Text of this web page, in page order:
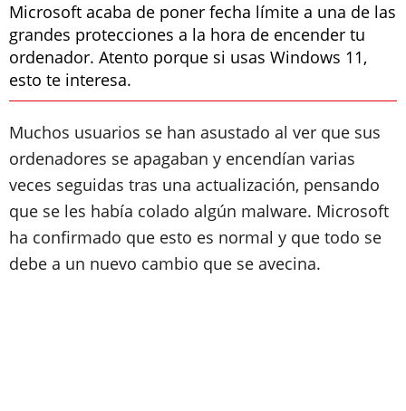
Microsoft acaba de poner fecha límite a una de las
grandes protecciones a la hora de encender tu
ordenador. Atento porque si usas Windows 11,
esto te interesa.
Muchos usuarios se han asustado al ver que sus
ordenadores se apagaban y encendían varias
veces seguidas tras una actualización, pensando
que se les había colado algún malware. Microsoft
ha confirmado que esto es normal y que todo se
debe a un nuevo cambio que se avecina.